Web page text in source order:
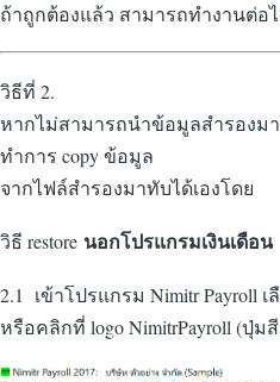
ถ้าถูกต้องแล้ว สามารถทำงานต่อไ
วิธีที่ 2.
หากไม่สามารถนำข้อมูลสำรองม
ทำการ copy ข้อมูล
จากไฟล์สำรองมาทับได้เองโดย
วิธี restore นอกโปรแกรมเงินเดือน
2.1 เข้าโปรแกรม Nimitr Payroll เ
หรือคลิกที่ logo NimitrPayroll (ปุ่ม